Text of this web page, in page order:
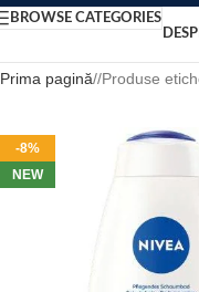
BROWSE CATEGORIES
Prima pagină/ Produse
-8%
NEW